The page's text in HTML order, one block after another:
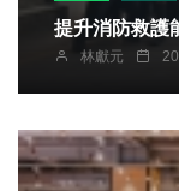
林獻元